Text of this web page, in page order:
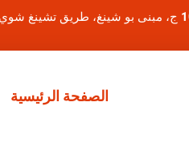
الصفحة الرئيسية